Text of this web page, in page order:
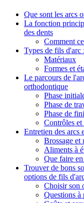
Que sont les arcs
La fonction
des dents
Comment
Types de fils d'arc
Matériaux
Formes et
Le parcours de
orthodontique
Phase
Phase de
Phase de
Contrôles et
Entretien des arcs
Brossage et
Aliments à
Que faire en
Trouver de bons
options de fils
Choisir son
Questions à